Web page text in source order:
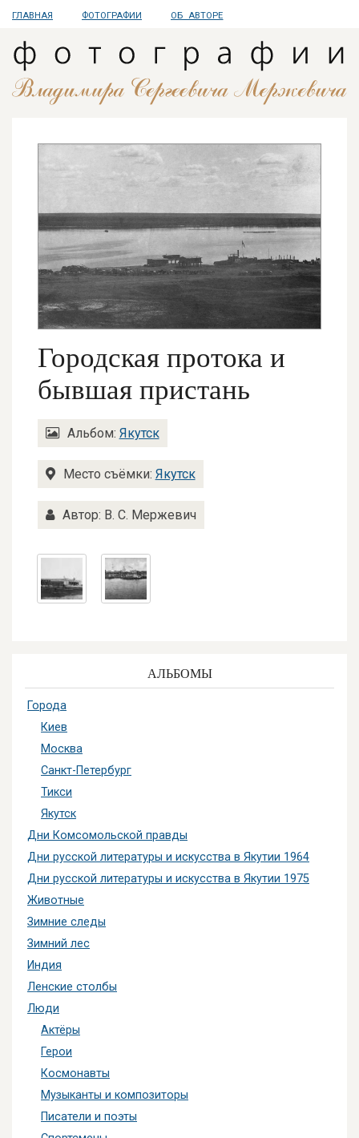
ГЛАВНАЯ ФОТОГРАФИИ ОБ АВТОРЕ
Городская протока и
бывшая пристань
Альбом: Якутск
Место съёмки: Якутск
Автор: В. С. Мержевич
АЛЬБОМЫ
Города
Киев
Москва
Санкт-Петербург
Тикси
Якутск
Дни Комсомольской правды
Дни русской литературы и искусства в Якутии 1964
Дни русской литературы и искусства в Якутии 1975
Животные
Зимние следы
Зимний лес
Индия
Ленские столбы
Люди
Актёры
Герои
Космонавты
Музыканты и композиторы
Писатели и поэты